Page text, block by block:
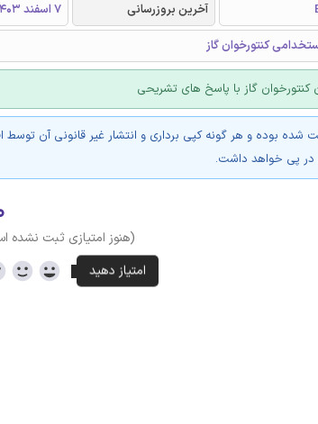
آخرین بروزرسانی
7 اسفند 1403
کنتورخوان گاز
کنتورخوان گاز با پاسخ های تشریحی
شده بوده و هر گونه کپی برداری و انتشار غیر قانونی آن توسط
در پی خواهد داشت.
(هنوز امتیازی ثبت نشده